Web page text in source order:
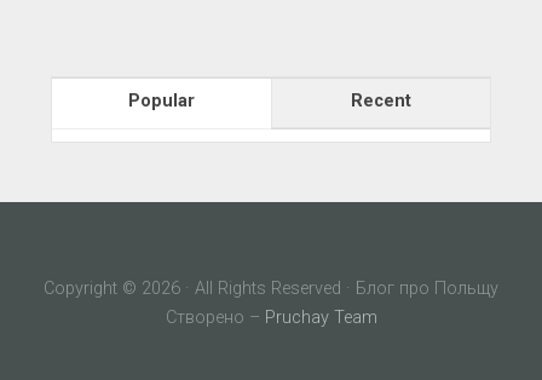
Popular Recent
Copyright © 2026 · All Rights Reserved · Блог про Польщу
Створено – Pruchay Team